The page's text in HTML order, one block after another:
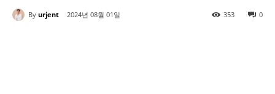
By urjent 2024년 08월 01일 0
353